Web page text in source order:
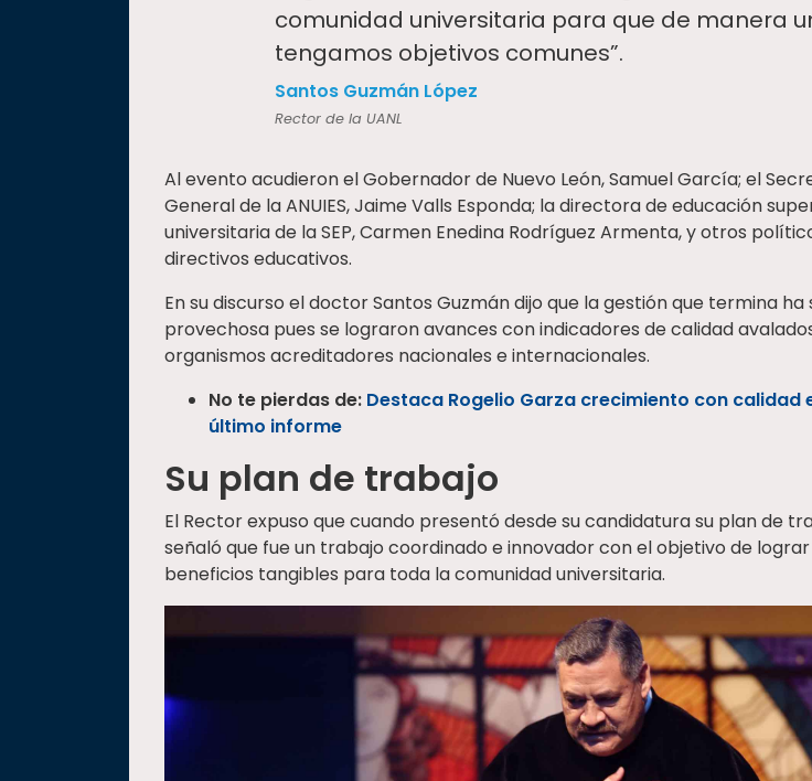
comunidad universitaria para que de manera
tengamos objetivos comunes”.
Santos Guzmán López
Rector de la UANL
Al evento acudieron el Gobernador de Nuevo León, Samuel García; el
General de la ANUIES, Jaime Valls Esponda; la directora de educación
universitaria de la SEP, Carmen Enedina Rodríguez Armenta, y otros
directivos educativos.
En su discurso el doctor Santos Guzmán dijo que la gestión que termina ha
provechosa pues se lograron avances con indicadores de calidad
organismos acreditadores nacionales e internacionales.
No te pierdas de: Destaca Rogelio Garza crecimiento con calidad
último informe
Su plan de trabajo
El Rector expuso que cuando presentó desde su candidatura su plan de
señaló que fue un trabajo coordinado e innovador con el objetivo de lograr
beneficios tangibles para toda la comunidad universitaria.